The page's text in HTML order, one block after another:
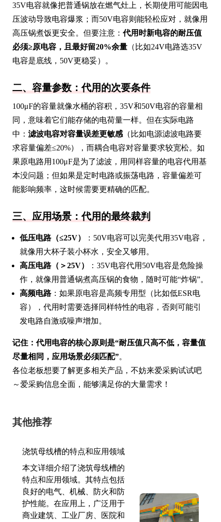
35V电容就像把普通锅放在燃气灶上，长期使用可能因电
压波动导致电容爆浆；而50V电容则能轻松应对，就像用
高压锅煮饭更安全。但要注意：代用时新电容的耐压值
必须≥原电容，且最好留20%余量 （比如24V电路选35V
电容是底线，50V更稳妥）。
二、容量参数：代用的次要条件
100μF的容量就像水桶的容积，35V和50V电容的容量相
同，意味着它们能存储的电荷量一样。但在实际电路
中： 滤波电容对容量误差更敏感 （比如电源滤波电路要
求容量偏差≤20%），而耦合电容对容量要求较宽松。如
果原电路用100μF是为了滤波，用同样容量的电容代用基
本没问题；但如果是定时电路或振荡电路，容量偏差可
能影响频率，这时候需要更精确的匹配。
三、应用场景：代用的最终裁判
低压电路（≤25V）
：50V电容可以完美代用35V电容，
就像用大杯子装小杯水，安全又够用。
高压电路（＞25V）
：35V电容代用50V电容是危险操
作，就像用普通锅煮高压锅的食物，随时可能“炸锅”。
高频电路 ：如果原电容是高频专用型（比如低ESR电
容），代用时需要选择同样特性的电容，否则可能引
发电路自激或噪声增加。
记住：代用电容的核心原则是“耐压值只高不低，容量值
尽量相同，应用场景必须匹配”。
各位老板想要了解更多相关产品，不妨来爱采购试试吧
～爱采购信息全面，能够满足你的大量需求！
其他推荐
浇筑母线槽的特点和应用领域
本文详细介绍了浇筑母线槽的
特点和应用领域。其特点包括
良好的电气、机械、防火和防
护性能。在应用上，广泛用于
商业建筑、工业厂房、医院和